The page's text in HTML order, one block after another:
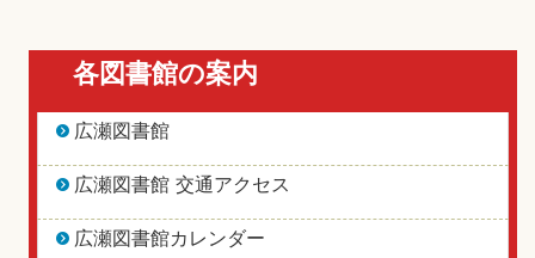
各図書館の案内
広瀬図書館
広瀬図書館 交通アクセス
広瀬図書館カレンダー